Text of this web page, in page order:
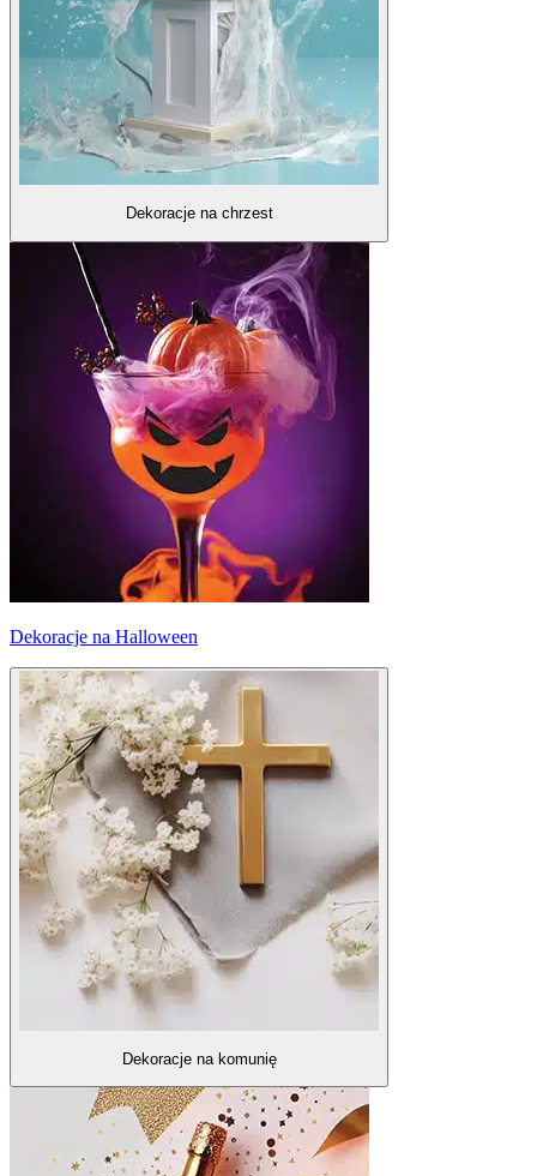
Dekoracje na chrzest
Dekoracje na Halloween
Dekoracje na komunię